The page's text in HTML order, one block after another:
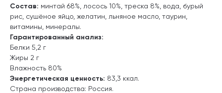
Состав: минтай 68%, лосось 10%, треска 8%, вода, бурый
рис, сушёное яйцо, желатин, льняное масло, таурин,
витамины, минералы.
Гарантированный анализ:
Белки 5,2 г
Жиры 2 г
Влажность 80%
Энергетическая ценность: 83,3 ккал.
Страна производства: Россия.